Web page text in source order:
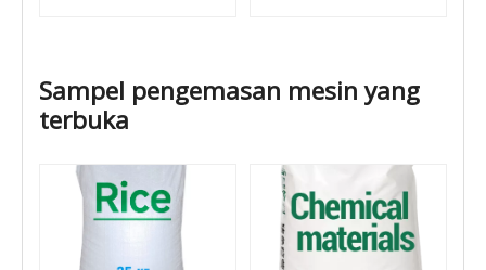
Sampel pengemasan mesin yang
terbuka